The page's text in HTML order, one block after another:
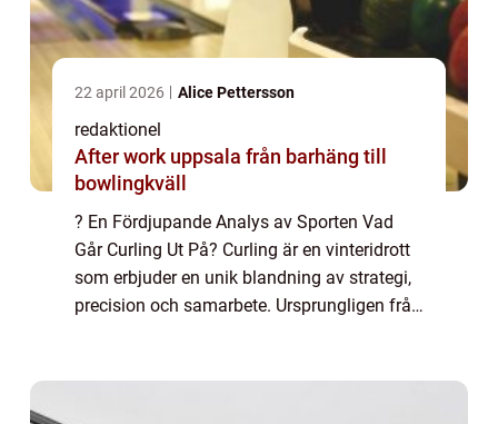
22 april 2026 Alice Pettersson
redaktionel
After work uppsala från barhäng till
bowlingkväll
? En Fördjupande Analys av Sporten Vad
Går Curling Ut På? Curling är en vinteridrott
som erbjuder en unik blandning av strategi,
precision och samarbete. Ursprungligen från